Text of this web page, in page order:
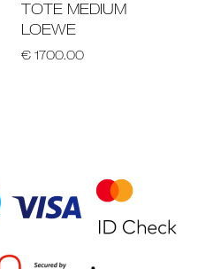
TOTE MEDIUM
LOEWE
€ 1700.00